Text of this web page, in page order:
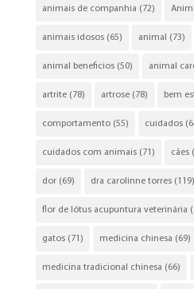
animais de companhia (72)
animais idosos(65) animal (73)
animal beneficios(50) animal
artrite(78) artrose(78) bem
comportamento(55) cuidados
cuidados com animais(71) cães
dor(69) dra carolinne torres(119)
flor de lótus acupuntura veterinária
gatos(71) medicina chinesa (69)
medicina tradicional chinesa (66)